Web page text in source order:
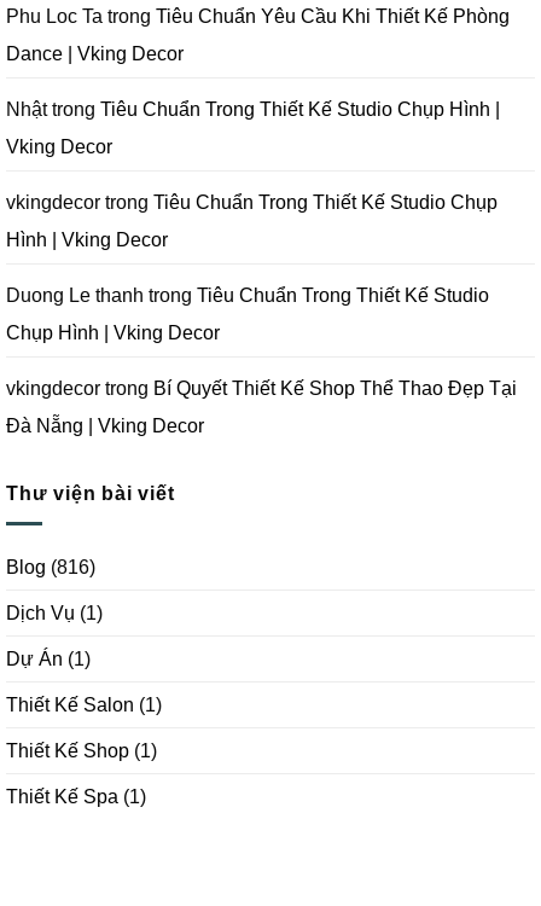
Decor
Đà
Nẵng
Vking
Nẵng
|
Decor
Tránh
Khi
Kế
Chụp
Ảnh
Đà
Vking
Decor
Phu Loc Ta trong Tiêu Chuẩn Yêu Cầu Khi Thiết Kế Phòng
Dance | Vking Decor
Nhậttrong Tiêu Chuẩn Trong Thiết Kế Studio Chụp Hình |
Vking Decor
vkingdecor trong Tiêu Chuẩn Trong Thiết Kế Studio Chụp
Hình | Vking Decor
Duong Le thanh trong Tiêu Chuẩn Trong Thiết Kế Studio
Chụp Hình | Vking Decor
vkingdecor trong Bí Quyết Thiết Kế Shop Thể Thao Đẹp Tại
Đà Nẵng | Vking Decor
Thư viện bài viết
Blog (816)
Dịch Vụ (1)
Dự Án (1)
Thiết Kế Salon (1)
Thiết Kế Shop (1)
Thiết Kế Spa (1)